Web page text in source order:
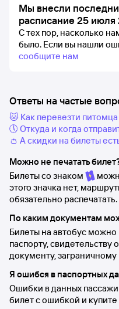
Мы внесли
расписание 25 июля
С тех пор, насколько
было. Если вы нашли
сообщите нам
Ответы на частые
🐱 Как перевезти питомца
🕔 Откуда и когда
👛 А скидки на билеты
Можно не печатать
Билеты со знаком
этого значка нет,
обязательно распечатать.
По каким документам
Билеты на автобус можно
паспорту,
документу, заграничному
Я ошибся в паспортных
Ошибки в данных
билет с ошибкой и